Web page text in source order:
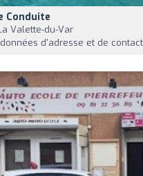
Conduite
Valette-du-Var
d'adresse et de contact